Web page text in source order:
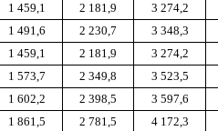
1 459,1 2 181,9 3 274,2
1 491,6 2 230,7 3 348,3
1 459,1 2 181,9 3 274,2
1 573,7 2 349,8 3 523,5
1 602,2 2 398,5 3 597,6
1 861,5 2 781,5 4 172,3